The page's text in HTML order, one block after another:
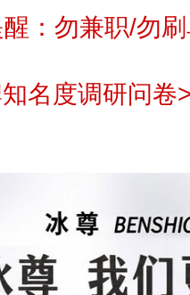
：勿兼职/勿
名度调研问卷